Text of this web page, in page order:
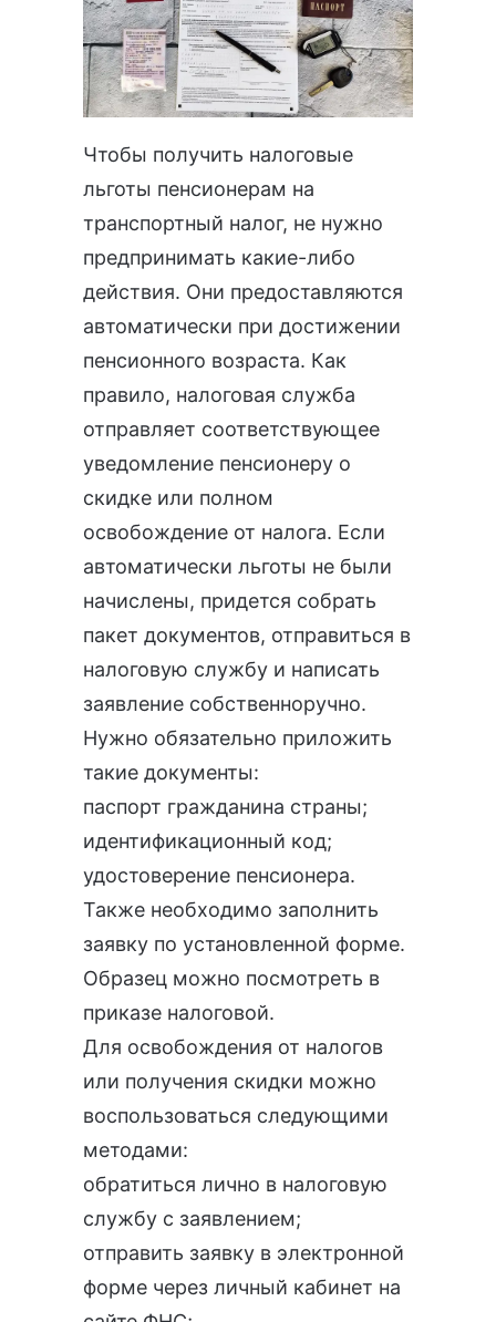
Чтобы получить налоговые
льготы пенсионерам на
транспортный налог, не нужно
предпринимать какие-либо
действия. Они предоставляются
автоматически при достижении
пенсионного возраста. Как
правило, налоговая служба
отправляет соответствующее
уведомление пенсионеру о
скидке или полном
освобождение от налога. Если
автоматически льготы не были
начислены, придется собрать
пакет документов, отправиться в
налоговую службу и написать
заявление собственноручно.
Нужно обязательно приложить
такие документы:
паспорт гражданина страны;
идентификационный код;
удостоверение пенсионера.
Также необходимо заполнить
заявку по установленной форме.
Образец можно посмотреть в
приказе налоговой.
Для освобождения от налогов
или получения скидки можно
воспользоваться следующими
методами:
обратиться лично в налоговую
службу с заявлением;
отправить заявку в электронной
форме через личный кабинет на